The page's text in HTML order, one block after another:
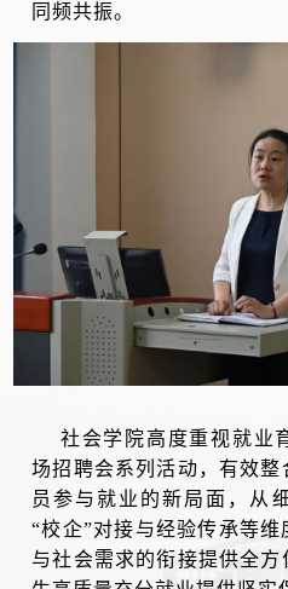
同频共振。
社会学院高度重视就业
场招聘会系列活动，有效整
员参与就业的新局面，从
“校企”对接与经验传承等
与社会需求的衔接提供全